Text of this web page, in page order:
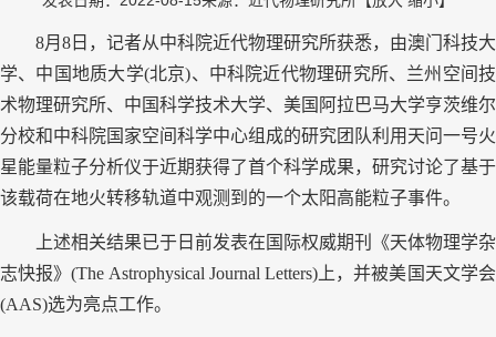
8月 8日，记者从中科院近代物理研究所获悉，由澳门科技大
学、中国地质大学(北京)、中科院近代物理研究所、兰州空间技
术物理研究所、中国科学技术大学、美国阿拉巴马大学亨茨维尔
分校和中科院国家空间科学中心组成的研究团队利用天问一号火
星能量粒子分析仪于近期获得了首个科学成果，研究讨论了基于
该载荷在地火转移轨道中观测到的一个太阳高能粒子事件。
上述相关结果已于日前发表在国际权威期刊《天体物理学杂
志快报》(The Astrophysical Journal Letters)上，并被美国天文学会
(AAS)选为亮点工作。